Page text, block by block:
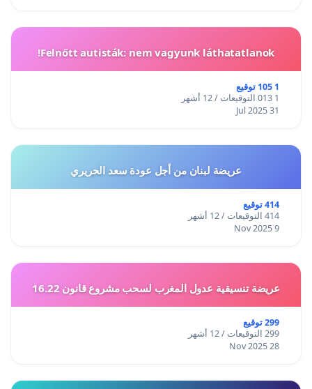
Felnőtt autisták: nem vagyunk láthatatlanok!
1 105 توقيع
1 013 التوقيعات / 12 أشهر
31 Jul 2025
عريضة لبنان من أجل عودة سعد الحريري
414 توقيع
414 التوقيعات / 12 أشهر
9 Nov 2025
عريضة تنسيقية عدول المغرب لسحب مشروع قانون 16.22
299 توقيع
299 التوقيعات / 12 أشهر
28 Nov 2025